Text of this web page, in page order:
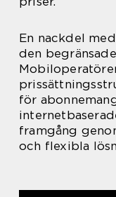
En nackdel
den
för
framgång
och flexibla